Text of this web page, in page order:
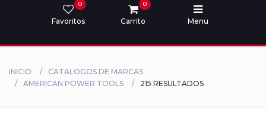
Favoritos
0
Carrito
0
Menu
Descargar
INICIO
CATALOGOS DE MARCAS
AMERICAN POWER TOOLS
215 RESULTADOS